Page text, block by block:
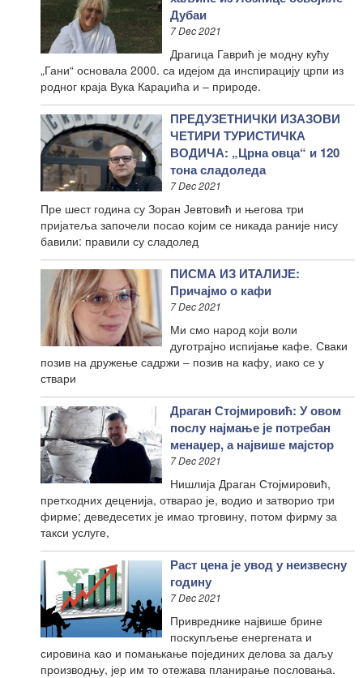
Дубаи
7 Dec 2021
Драгица Гаврић је модну кућу
„Гани“ основала 2000. са идејом да инспирацију црпи из
родног краја Вука Караџића и – природе.
ПРЕДУЗЕТНИЧКИ ИЗАЗОВИ
ЧЕТИРИ ТУРИСТИЧКА
ВОДИЧА: „Црна овца“ и 120
тона сладоледа
7 Dec 2021
Пре шест година су Зоран Јевтовић и његова три
пријатеља започели посао којим се никада раније нису
бавили: правили су сладолед
ПИСМА ИЗ ИТАЛИЈЕ:
Причајмо о кафи
7 Dec 2021
Ми смо народ који воли
дуготрајно испијање кафе. Сваки
позив на дружење садржи – позив на кафу, иако се у
ствари
Драган Стојмировић: У овом
послу најмање је потребан
менаџер, а највише мајстор
7 Dec 2021
Нишлија Драган Стојмировић,
претходних деценија, отварао је, водио и затворио три
фирме; деведесетих је имао трговину, потом фирму за
такси услуге,
Раст цена је увод у неизвесну
годину
7 Dec 2021
Привреднике највише брине
поскупљење енергената и
сировина као и помањкање појединих делова за даљу
производњу, јер им то отежава планирање пословања.